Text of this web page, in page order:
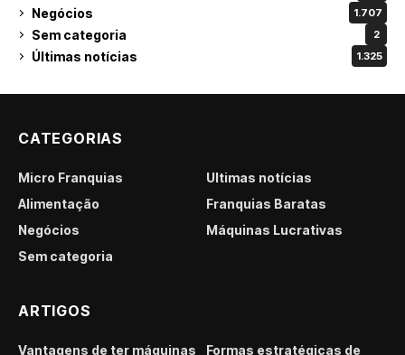
Negócios 1.707
Sem categoria 2
Últimas notícias 1.325
CATEGORIAS
Micro Franquias
Últimas notícias
Alimentação
Franquias Baratas
Negócios
Máquinas Lucrativas
Sem categoria
ARTIGOS
Vantagens de ter máquinas Formas estratégicas de